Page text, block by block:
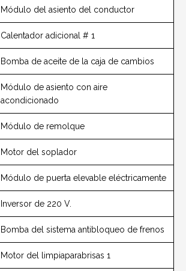
Módulo del asiento del conductor
Calentador adicional # 1
Bomba de aceite de la caja de cambios
Módulo de asiento con aire
acondicionado
Módulo de remolque
Motor del soplador
Módulo de puerta elevable eléctricamente
Inversor de 220 V.
Bomba del sistema antibloqueo de frenos
Motor del limpiaparabrisas 1